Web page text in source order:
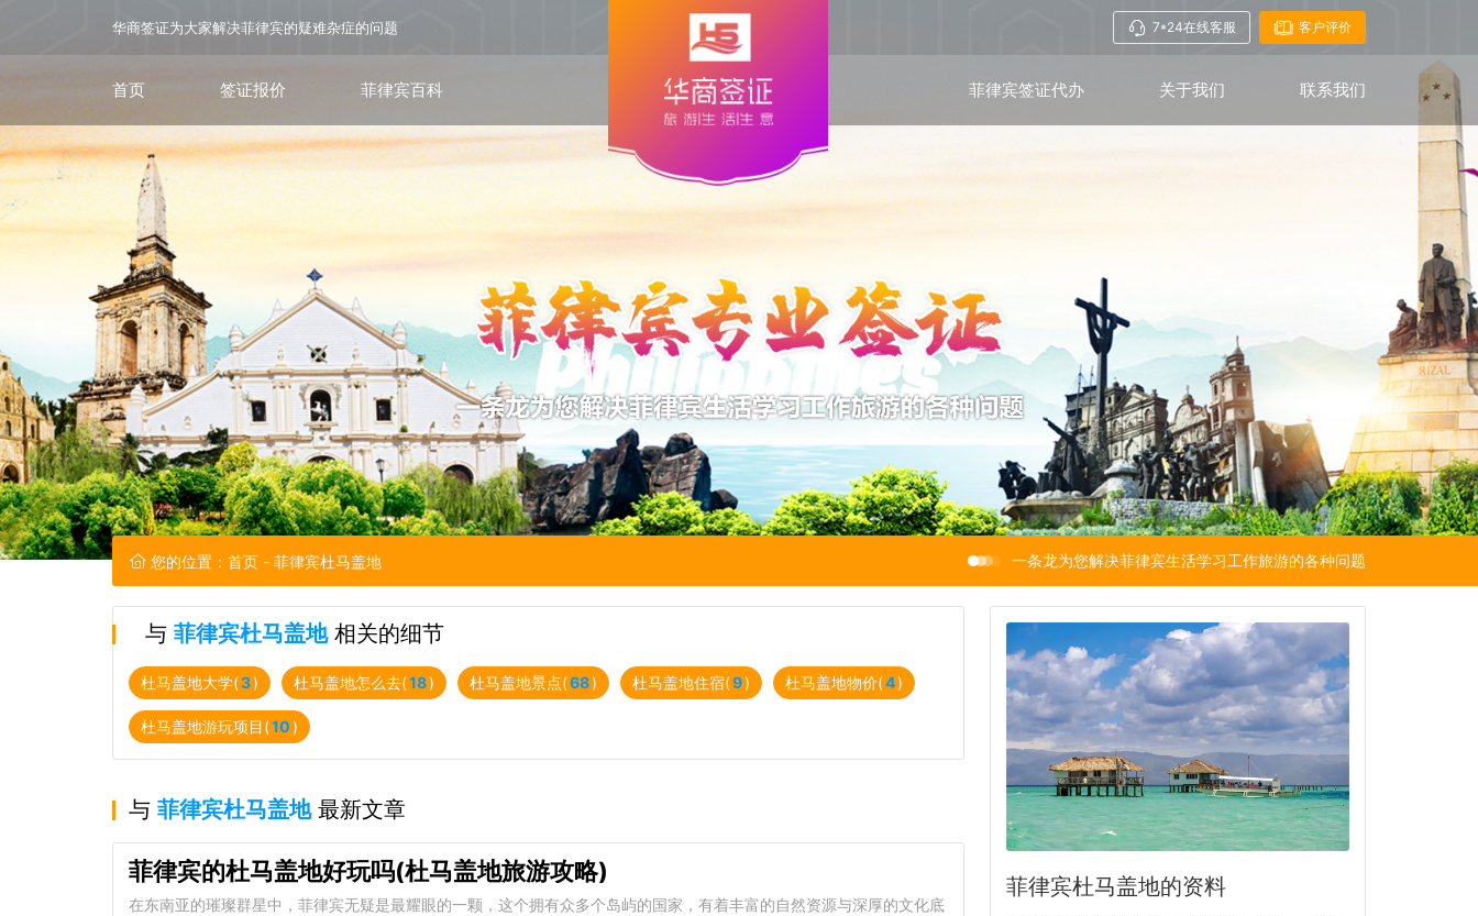
华商签证为大家解决菲律宾的疑难杂症的问题 7*24在线客服 客户评价
首页 签证报价 菲律宾百科 菲律宾签证代办 关于我们 联系我们
您的位置： 首页 - 菲律宾杜马盖地 一条龙为您解决菲律宾生活学习工作旅游的各种问题
与 菲律宾杜马盖地相关的细节
杜马盖地大学(3) 杜马盖地怎么去(18) 杜马盖地景点(68) 杜马盖地住宿(9) 杜马盖地物价(4)
杜马盖地游玩项目(10)
与 菲律宾杜马盖地最新文章
菲律宾的杜马盖地好玩吗(杜马盖地旅游攻略)
在东南亚的璀璨群星中，菲律宾无疑是最耀眼的一颗，这个拥有众多个岛屿的国家，有着丰富的自然资源与深厚的文化底
菲律宾杜马盖地的资料